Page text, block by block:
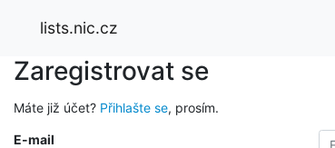
lists.nic.cz
Zaregistrovat se
Máte již účet? Přihlašte se, prosím.
E-mail